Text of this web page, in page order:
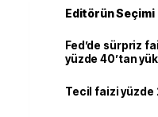
Editörün Seçimi
Fed’de sürpriz
yüzde 40’tan
Tecil faizi yüzde